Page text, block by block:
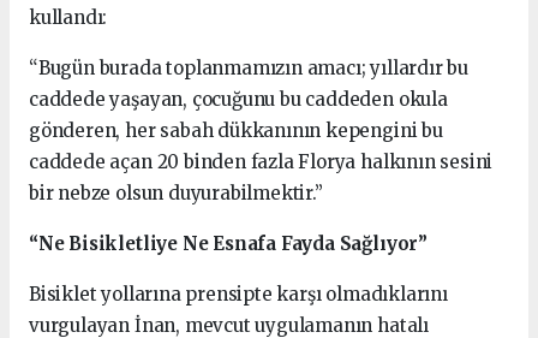
kullandı:
“Bugün burada toplanmamızın amacı; yıllardır bu
caddede yaşayan, çocuğunu bu caddeden okula
gönderen, her sabah dükkanının kepengini bu
caddede açan 20 binden fazla Florya halkının sesini
bir nebze olsun duyurabilmektir.”
“Ne Bisikletliye Ne Esnafa Fayda Sağlıyor”
Bisiklet yollarına prensipte karşı olmadıklarını
vurgulayan İnan, mevcut uygulamanın hatalı